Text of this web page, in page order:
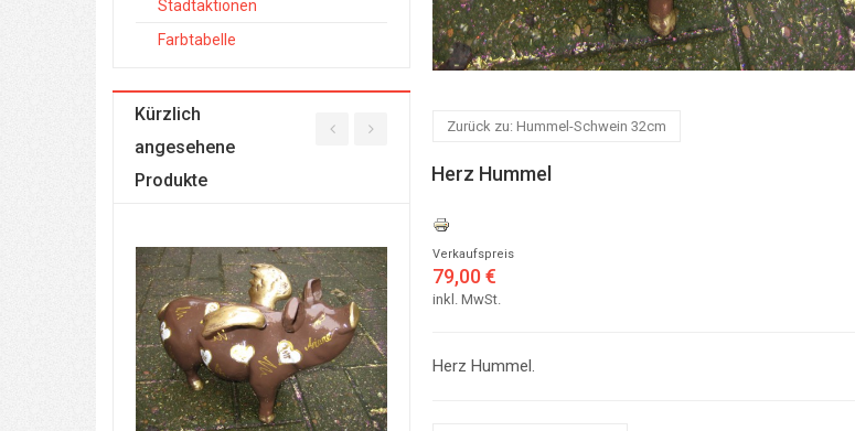
Zurück zu: Hummel-Schwein 32cm
Herz Hummel
Verkaufspreis
79,00 €
inkl. MwSt.
Herz Hummel.
Stadtaktionen
Farbtabelle
Kürzlich
angesehene
Produkte